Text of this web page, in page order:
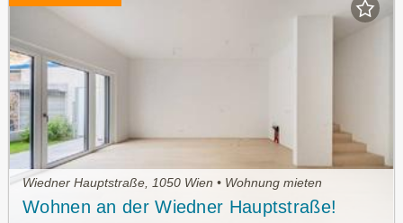
Wiedner Hauptstraße, 1050 Wien • Wohnung mieten
Wohnen an der Wiedner Hauptstraße!